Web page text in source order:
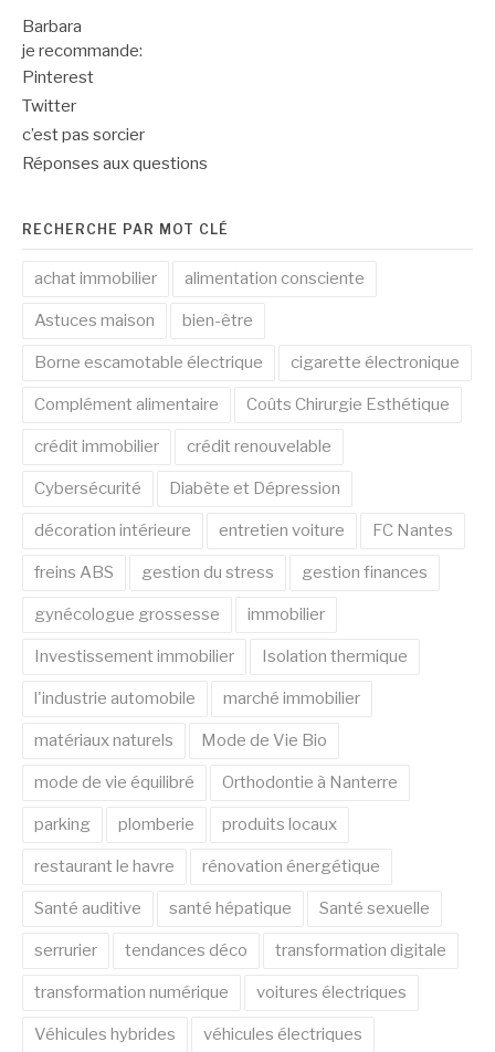
Barbara
je recommande:
Pinterest
Twitter
c’est pas sorcier
Réponses aux questions
RECHERCHE PAR MOT CLÉ
achat immobilier alimentation consciente
Astuces maison bien-être
Borne escamotable électrique cigarette électronique
Complément alimentaire Coûts Chirurgie Esthétique
crédit immobilier crédit renouvelable
Cybersécurité Diabète et Dépression
décoration intérieure entretien voiture FC Nantes
freins ABS gestion du stress gestion finances
gynécologue grossesse immobilier
Investissement immobilier Isolation thermique
l'industrie automobile marché immobilier
matériaux naturels Mode de Vie Bio
mode de vie équilibré Orthodontie à Nanterre
parking plomberie produits locaux
restaurant le havre rénovation énergétique
Santé auditive santé hépatique Santé sexuelle
serrurier tendances déco transformation digitale
transformation numérique voitures électriques
Véhicules hybrides véhicules électriques